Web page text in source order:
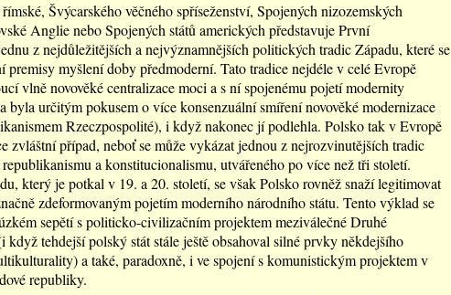
Švýcarského věčného spříseženství, Spojených nizozemských
Anglie nebo Spojených států amerických představuje První
z nejdůležitějších a nejvýznamnějších politických tradic Západu, které se
premisy myšlení doby předmoderní. Tato tradice nejdéle v celé Evropě
vlně novověké centralizace moci a s ní spojenému pojetí modernity
byla určitým pokusem o více konsenzuální smíření novověké modernizace
Rzeczpospolité), i když nakonec jí podlehla. Polsko tak v Evropě
zvláštní případ, neboť se může vykázat jednou z nejrozvinutějších tradic
a konstitucionalismu, utvářeného po více než tři století.
který je potkal v 19. a 20. století, se však Polsko rovněž snaží legitimovat
zdeformovaným pojetím moderního národního státu. Tento výklad se
sepětí s politicko-civilizačním projektem meziválečné Druhé
když tehdejší polský stát stále ještě obsahoval silné prvky někdejšího
a také, paradoxně, i ve spojení s komunistickým projektem v
republiky.